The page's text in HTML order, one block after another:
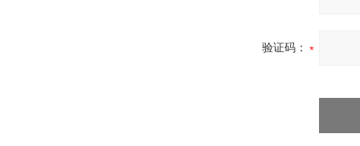
验证码：